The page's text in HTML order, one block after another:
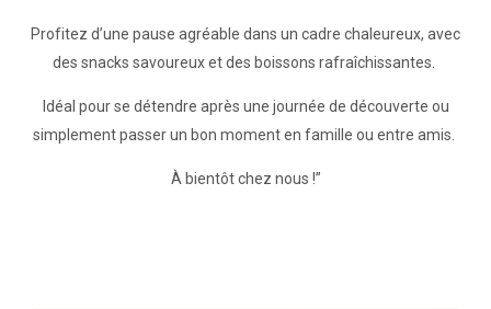
Profitez d’une pause agréable dans un cadre chaleureux, avec
des snacks savoureux et des boissons rafraîchissantes.
Idéal pour se détendre après une journée de découverte ou
simplement passer un bon moment en famille ou entre amis.
À bientôt chez nous !”